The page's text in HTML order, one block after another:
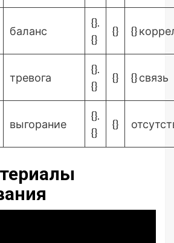
баланс
{}.
{}
{} {}
тревога
{}.
{}
{} {} связь
выгорание
{}.
{}
{}